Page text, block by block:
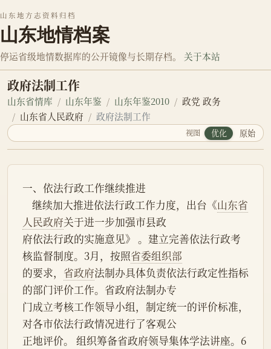
山东地方志资料归档
山东地情档案
停运省级地情数据库的公开镜像与长期存档。 关于本站
政府法制工作
山东省情库 山东年鉴 山东年鉴2010
政党 政务
山东省人民政府
政府法制工作
视图 优化 原始
一、依法行政工作继续推进
    继续加大推进依法行政工作力度，出台《
山东省
人民政府关于进一步加强市县政
府依法行政的实施意见》 。建立完善依法行政考
核监督制度。3月，按照省委组织部
的要求， 省政府法制办具体负责依法行政定性指标
的部门评价工作。省政府法制办专
门成立考核工作领导小组，制定统一的评价标准，
对各市依法行政情况进行了客观公
正地评价。 组织筹备省政府领导集体学法讲座。6